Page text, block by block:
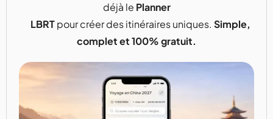
déjà le Planner
LBRTpour créer des itinéraires uniques. Simple,
complet et 100% gratuit.